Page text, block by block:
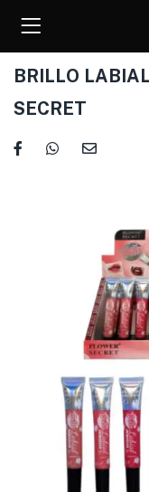
BRILLO
SECRET